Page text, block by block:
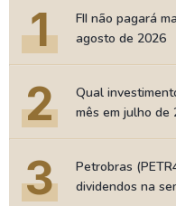
1
FII não pagará
agosto de 2026
2
Qual
mês em julho de
3
Petrobras
dividendos na